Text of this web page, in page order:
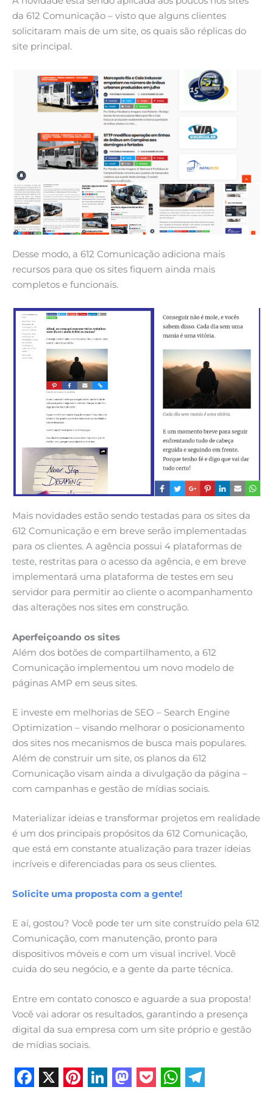
da 612 Comunicação – visto que alguns clientes
solicitaram mais de um site, os quais são réplicas do
site principal.
Desse modo, a 612 Comunicação adiciona mais
recursos para que os sites fiquem ainda mais
completos e funcionais.
Mais novidades estão sendo testadas para os sites da
612 Comunicação e em breve serão implementadas
para os clientes. A agência possui 4 plataformas de
teste, restritas para o acesso da agência, e em breve
implementará uma plataforma de testes em seu
servidor para permitir ao cliente o acompanhamento
das alterações nos sites em construção.
Aperfeiçoando os sites
Além dos botões de compartilhamento, a 612
Comunicação implementou um novo modelo de
páginas AMP em seus sites.
E investe em melhorias de SEO – Search Engine
Optimization – visando melhorar o posicionamento
dos sites nos mecanismos de busca mais populares.
Além de construir um site, os planos da 612
Comunicação visam ainda a divulgação da página –
com campanhas e gestão de mídias sociais.
Materializar ideias e transformar projetos em realidade
é um dos principais propósitos da 612 Comunicação,
que está em constante atualização para trazer ideias
incríveis e diferenciadas para os seus clientes.
Solicite uma proposta com a gente!
E aí, gostou? Você pode ter um site construído pela 612
Comunicação, com manutenção, pronto para
dispositivos móveis e com um visual incrível. Você
cuida do seu negócio, e a gente da parte técnica.
Entre em contato conosco e aguarde a sua proposta!
Você vai adorar os resultados, garantindo a presença
digital da sua empresa com um site próprio e gestão
de mídias sociais.